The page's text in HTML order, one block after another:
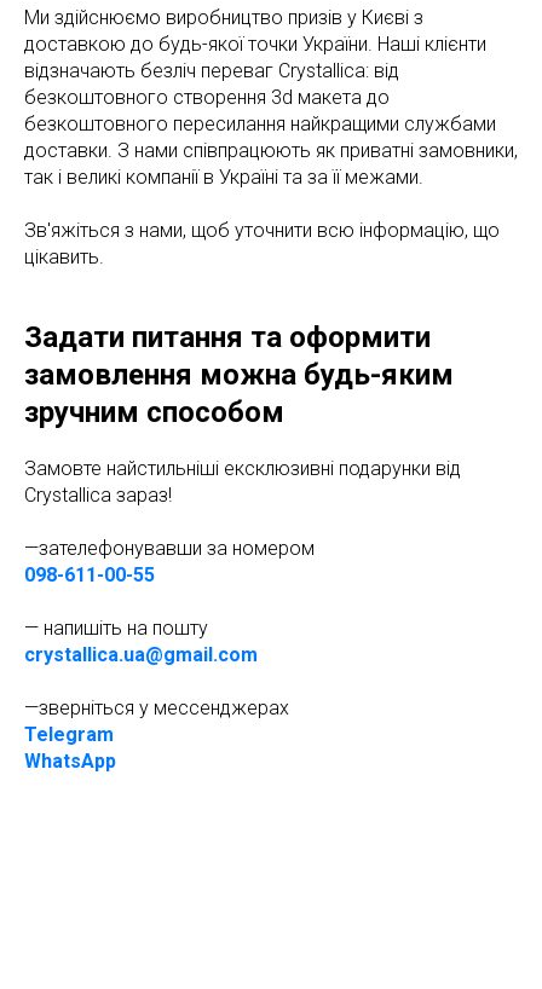
Ми здійснюємо виробництво призів у Києві з
доставкою до будь-якої точки України. Наші клієнти
відзначають безліч переваг Crystallica: від
безкоштовного створення 3d макета до
безкоштовного пересилання найкращими службами
доставки. З нами співпрацюють як приватні замовники,
так і великі компанії в Україні та за її межами.
Зв'яжіться з нами, щоб уточнити всю інформацію, що
цікавить.
Задати питання та оформити
замовлення можна будь-яким
зручним способом
Замовте найстильніші ексклюзивні подарунки від
Crystallica зараз!
—зателефонувавши за номером
098-611-00-55
— напишіть на пошту
crystallica.ua@gmail.com
—зверніться у мессенджерах
Telegram
WhatsApp